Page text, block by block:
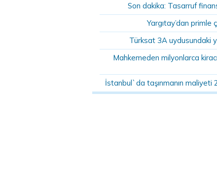
Son dakika: Tasarruf
Yargıtay’dan primle
Türksat 3A uydusundaki
Mahkemeden milyonlarca
İstanbul`da taşınmanın